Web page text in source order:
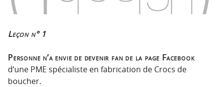
c
p
a
l
n
Leçon n° 1
Personne n’a envie de devenir fan de la page Facebook
d’une PME spécialiste en fabrication de Crocs de
boucher.